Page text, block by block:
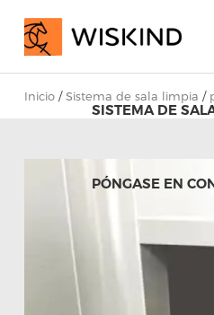
SISTEMA DE
PÓNGASE EN
Inicio/Sistema de sala limpia /